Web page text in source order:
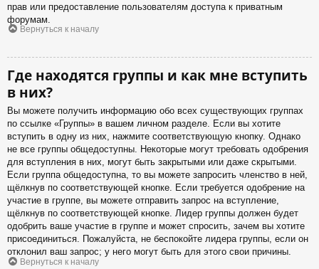
прав или предоставление пользователям доступа к приватным
форумам.
Вернуться к началу
Где находятся группы и как мне вступить
в них?
Вы можете получить информацию обо всех существующих группах
по ссылке «Группы» в вашем личном разделе. Если вы хотите
вступить в одну из них, нажмите соответствующую кнопку. Однако
не все группы общедоступны. Некоторые могут требовать одобрения
для вступления в них, могут быть закрытыми или даже скрытыми.
Если группа общедоступна, то вы можете запросить членство в ней,
щёлкнув по соответствующей кнопке. Если требуется одобрение на
участие в группе, вы можете отправить запрос на вступление,
щёлкнув по соответствующей кнопке. Лидер группы должен будет
одобрить ваше участие в группе и может спросить, зачем вы хотите
присоединиться. Пожалуйста, не беспокойте лидера группы, если он
отклонил ваш запрос; у него могут быть для этого свои причины.
Вернуться к началу